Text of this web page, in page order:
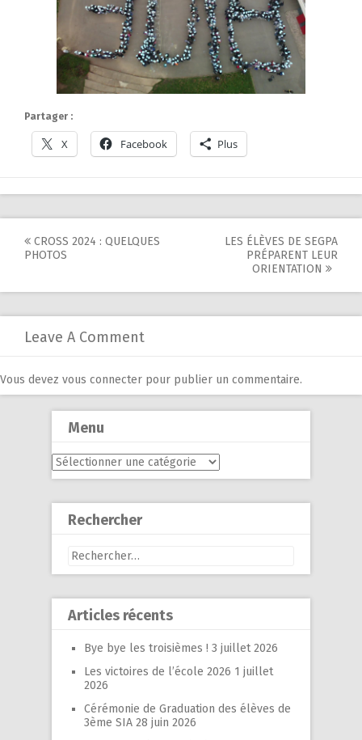
Partager :
X Facebook Plus
Post
CROSS 2024 : QUELQUES
PHOTOS
LES ÉLÈVES DE SEGPA
PRÉPARENT LEUR
ORIENTATION
Leave A Comment
Vous devez vous connecter pour publier un commentaire.
Menu
Menu
Rechercher
Rechercher :
Articles récents
Bye bye les troisièmes ! 3 juillet 2026
Les victoires de l’école 2026 1 juillet
2026
Cérémonie de Graduation des élèves de
3ème SIA 28 juin 2026